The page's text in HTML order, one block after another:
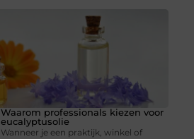
Waarom professionals kiezen voor
eucalyptusolie
Wanneer je een praktijk, winkel of